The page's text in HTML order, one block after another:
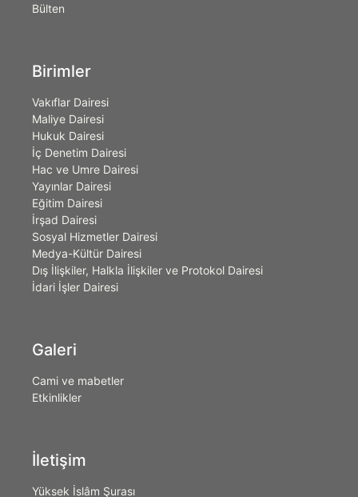
Bülten
Birimler
Vakıflar Dairesi
Maliye Dairesi
Hukuk Dairesi
İç Denetim Dairesi
Hac ve Umre Dairesi
Yayınlar Dairesi
Eğitim Dairesi
İrşad Dairesi
Sosyal Hizmetler Dairesi
Medya-Kültür Dairesi
Dış İlişkiler, Halkla İlişkiler ve Protokol Dairesi
İdari İşler Dairesi
Galeri
Cami ve mabetler
Etkinlikler
İletişim
Yüksek İslâm Şurası